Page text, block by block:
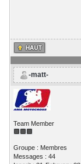
-matt-
Team Member
Groupe : Membres
Messages : 44